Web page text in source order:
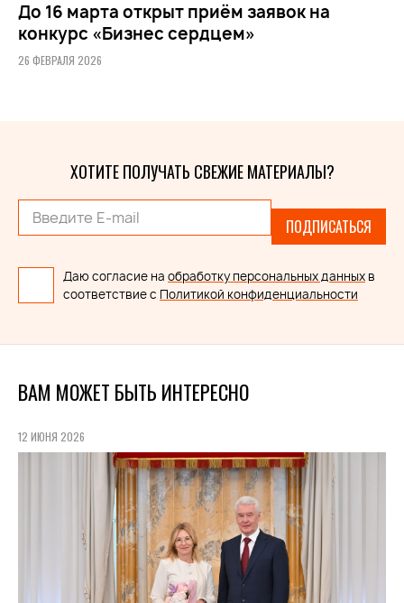
До 16 марта открыт приём заявок на
конкурс «Бизнес сердцем»
26 ФЕВРАЛЯ 2026
ХОТИТЕ ПОЛУЧАТЬ СВЕЖИЕ МАТЕРИАЛЫ?
ПОДПИСАТЬСЯ
Даю согласие на обработку персональных данных в
соответствие с Политикой конфиденциальности
ВАМ МОЖЕТ БЫТЬ ИНТЕРЕСНО
12 ИЮНЯ 2026